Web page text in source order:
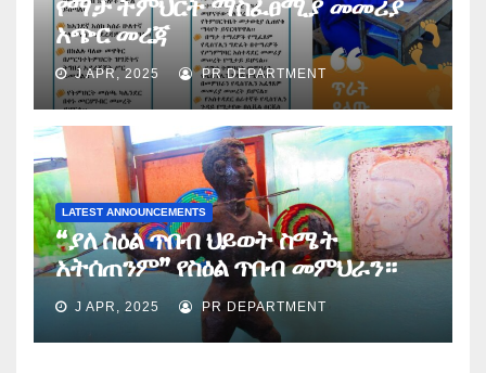
የማታ ትምህርት ማስፈፀሚያ መመሪያ
አጭር መረጃ
J APR, 2025 PR DEPARTMENT
LATEST ANNOUNCEMENTS
“ያለ ስዕል ጥበብ ህይወት ስሜት
አትሰጠንም” የስዕል ጥበብ መምህራን።
J APR, 2025 PR DEPARTMENT